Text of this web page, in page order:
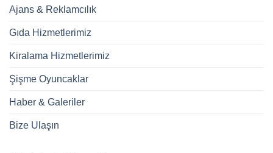
Ajans & Reklamcılık
Gıda Hizmetlerimiz
Kiralama Hizmetlerimiz
Şişme Oyuncaklar
Haber & Galeriler
Bize Ulaşın